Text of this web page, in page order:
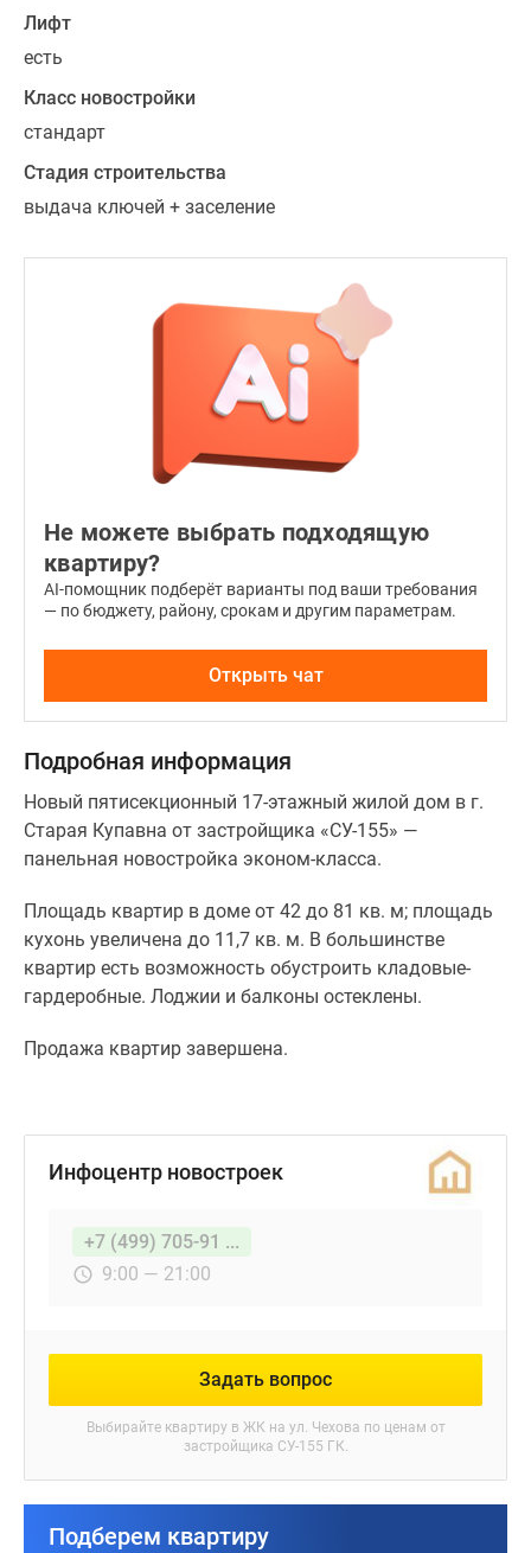
Лифт
есть
Класс новостройки
стандарт
Стадия строительства
выдача ключей + заселение
Не можете выбрать подходящую
квартиру?
AI-помощник подберёт варианты под ваши требования
— по бюджету, району, срокам и другим параметрам.
Открыть чат
Подробная информация
Новый пятисекционный 17-этажный жилой дом в г.
Старая Купавна от застройщика «СУ-155» —
панельная новостройка эконом-класса.
Площадь квартир в доме от 42 до 81 кв. м; площадь
кухонь увеличена до 11,7 кв. м. В большинстве
квартир есть возможность обустроить кладовые-
гардеробные. Лоджии и балконы остеклены.
Продажа квартир завершена.
Инфоцентр новостроек
+7 (499) 705-91 ...
9:00 — 21:00
Задать вопрос
Выбирайте квартиру в ЖК на ул. Чехова по ценам от
застройщика СУ-155 ГК.
Подберем квартиру